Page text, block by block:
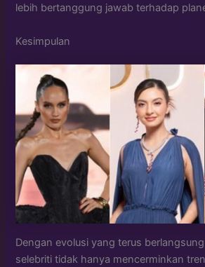
lebih bertanggung jawab terhadap
Kesimpulan
Dengan evolusi yang terus
selebriti tidak hanya mencerminkan